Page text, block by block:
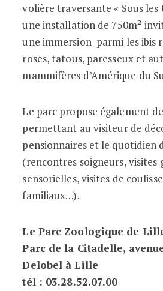
volière traversante « Sous les
une installation de 750m²
une immersion parmi les ibis
roses, tatous, paresseux et
mammifères d’Amérique du
Le parc propose également
permettant au visiteur de
pensionnaires et le quotidien
(rencontres soigneurs, visites
sensorielles, visites de
familiaux…).
Le Parc Zoologique de
Parc de la Citadelle,
Delobel à Lille
tél : 03.28.52.07.00